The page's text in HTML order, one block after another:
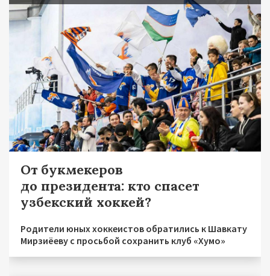
От букмекеров
до президента: кто спасет
узбекский хоккей?
Родители юных хоккеистов обратились к Шавкату
Мирзиёеву с просьбой сохранить клуб «Хумо»